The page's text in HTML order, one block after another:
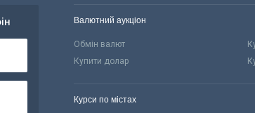
Валютний аукціон
Обмін валют
Купити долар
Курси по містах